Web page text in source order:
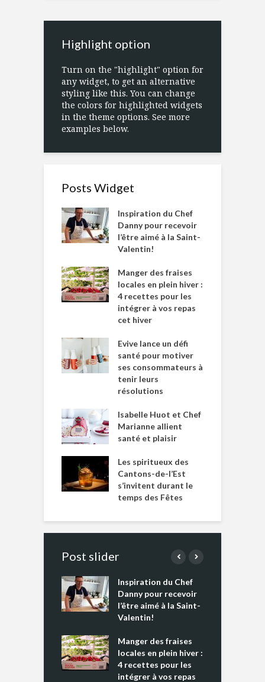
Highlight option
Turn on the "highlight" option for
any widget, to get an alternative
styling like this. You can change
the colors for highlighted widgets
in the theme options. See more
examples below.
Posts Widget
Inspiration du Chef
Danny pour recevoir
l’être aimé à la Saint-
Valentin!
Manger des fraises
locales en plein hiver :
4 recettes pour les
intégrer à vos repas
cet hiver
Evive lance un défi
santé pour motiver
ses consommateurs à
tenir leurs
résolutions
Isabelle Huot et Chef
Marianne allient
santé et plaisir
Les spiritueux des
Cantons-de-l’Est
s’invitent durant le
temps des Fêtes
Post slider
Inspiration du Chef
Danny pour recevoir
l’être aimé à la Saint-
Valentin!
Manger des fraises
locales en plein hiver :
4 recettes pour les
intégrer à vos repas